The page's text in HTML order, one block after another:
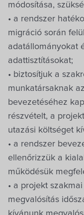
módosítása,
• a rendszer
migráció során
adatállományokat
adattisztításokat;
• biztosítjuk a
munkatársaknak
bevezetéséhez
részvételt, a
utazási költséget
• a rendszer
ellenőrizzük a
működésük
• a projekt
megvalósítás